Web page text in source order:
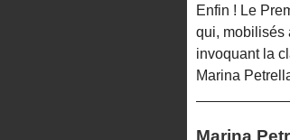
Enfin ! Le
qui, mobilisés
invoquant la
Marina
Marina